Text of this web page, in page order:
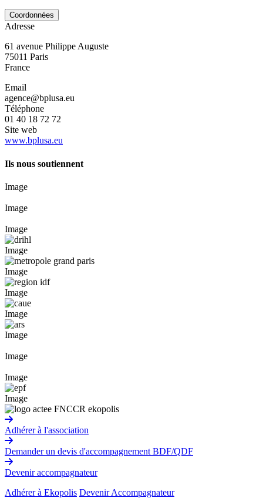
Coordonnées
Adresse
61 avenue Philippe Auguste
75011 Paris
France
Email
agence@bplusa.eu
Téléphone
01 40 18 72 72
Site web
www.bplusa.eu
Ils nous soutiennent
Image
Image
Image
Image
Image
Image
Image
Image
Image
Image
Image
Adhérer à l'association
Demander un devis d'accompagnement BDF/QDF
Devenir accompagnateur
Adhérer à Ekopolis Devenir Accompagnateur